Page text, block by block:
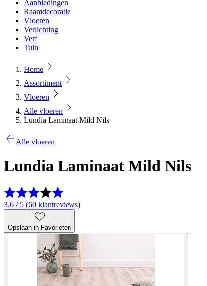
Aanbiedingen
Raamdecoratie
Vloeren
Verlichting
Verf
Tuin
Home
Assortiment
Vloeren
Alle vloeren
Lundia Laminaat Mild Nils
Alle vloeren
Lundia Laminaat Mild Nils
3.6 / 5 (60 klantreviews)
Opslaan in Favorieten